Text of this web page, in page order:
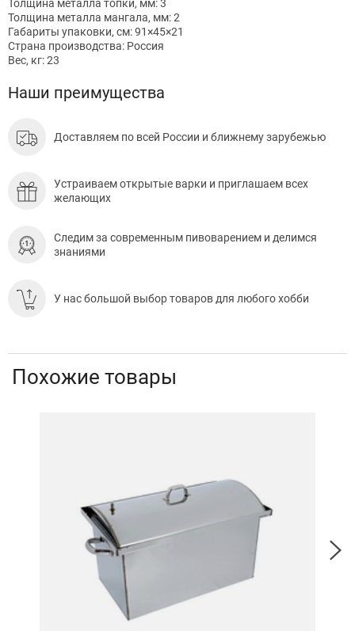
Толщина металла топки, мм: 3
Толщина металла мангала, мм: 2
Габариты упаковки, см: 91×45×21
Страна производства: Россия
Вес, кг: 23
Наши преимущества
Доставляем по всей России и ближнему зарубежью
Устраиваем открытые варки и приглашаем всех
желающих
Следим за современным пивоварением и делимся
знаниями
У нас большой выбор товаров для любого хобби
Похожие товары